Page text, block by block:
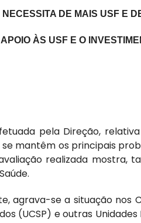
DE MAIS USF E
APOIO ÀS USF E O
pela Direção,
mantêm os principais
realizada mostra,
agrava-se a situação nos
(UCSP) e outras